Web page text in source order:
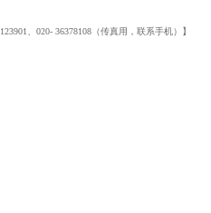
、020- 36378108（传真用，联系手机）】